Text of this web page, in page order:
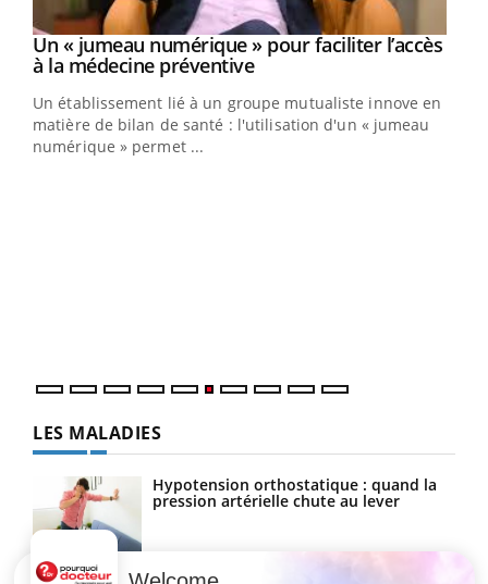
Youtube
Un « jumeau numérique » pour faciliter l’accès
à la médecine préventiveYoutube
Un établissement lié à un groupe mutualiste innove en
matière de bilan de santé : l'utilisation d'un « jumeau
numérique » permet ...
LES MALADIES
Hypotension orthostatique : quand la
pression artérielle chute au lever